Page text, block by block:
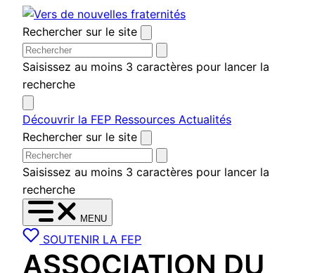
Aller
au
contenu
Rechercher sur le site
Saisissez au moins 3 caractères pour lancer la
recherche
Découvrir la FEP Ressources Actualités
Rechercher sur le site
Saisissez au moins 3 caractères pour lancer la
recherche
MENU
SOUTENIR LA FEP
ASSOCIATION DU